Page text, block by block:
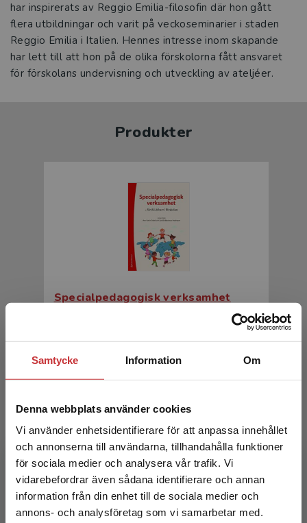
Samtycke Information Om
Denna webbplats använder cookies
Vi använder enhetsidentifierare för att anpassa innehållet
och annonserna till användarna, tillhandahålla funktioner
för sociala medier och analysera vår trafik. Vi
vidarebefordrar även sådana identifierare och annan
information från din enhet till de sociala medier och
annons- och analysföretag som vi samarbetar med.
Begränsad fraktregion
har inspirerats av Reggio Emilia-filosofin där hon gått
flera utbildningar och varit på veckoseminarier i staden
Reggio Emilia i Italien. Hennes intresse inom skapande
har lett till att hon på de olika förskolorna fått ansvaret
för förskolans undervisning och utveckling av ateljéer.
Produkter
Specialpedagogisk verksamhet
Exkl. moms: 312 kr
Specialpedagogisk verksamhet